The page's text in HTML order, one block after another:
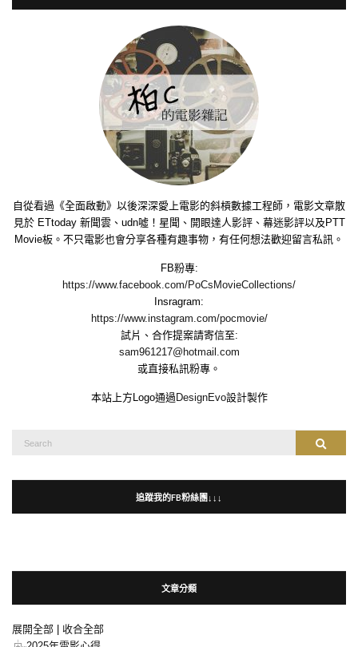
自從看過《全面啟動》以後深深愛上電影的斜槓數據工程師，電影文章散
見於 ETtoday 新聞雲、udn噓！星聞、開眼達人影評、幕迷影評以及PTT
Movie板。不只電影也會分享各種有趣事物，有任何想法歡迎留言私訊。
FB粉專:
https://www.facebook.com/PoCsMovieCollections/
Insragram:
https://www.instagram.com/pocmovie/
試片、合作提案請寄信至:
sam961217@hotmail.com
或直接私訊粉專。
本站上方Logo通過 DesignEvo設計製作
Search
Search
追蹤我的FB粉絲團↓↓↓
文章分類
展開全部
收合全部